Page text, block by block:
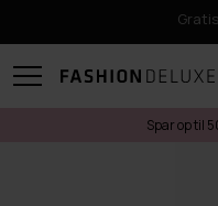
Spar op til